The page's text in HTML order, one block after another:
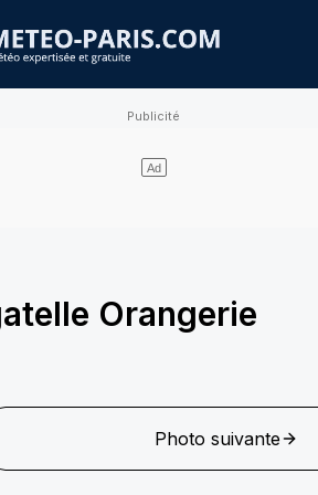
Orangerie
Photo suivante